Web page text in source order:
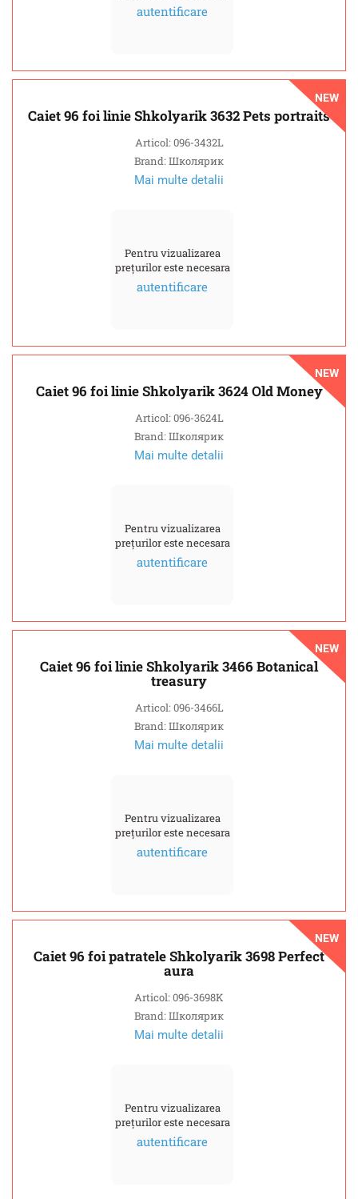
autentificare
NEW
Caiet 96 foi linie Shkolyarik 3632 Pets portraits
Articol: 096-3432L
Brand: Школярик
Mai multe detalii
Pentru vizualizarea
prețurilor este necesara
autentificare
NEW
Caiet 96 foi linie Shkolyarik 3624 Old Money
Articol: 096-3624L
Brand: Школярик
Mai multe detalii
Pentru vizualizarea
prețurilor este necesara
autentificare
NEW
Caiet 96 foi linie Shkolyarik 3466 Botanical
treasury
Articol: 096-3466L
Brand: Школярик
Mai multe detalii
Pentru vizualizarea
prețurilor este necesara
autentificare
NEW
Caiet 96 foi patratele Shkolyarik 3698 Perfect
aura
Articol: 096-3698K
Brand: Школярик
Mai multe detalii
Pentru vizualizarea
prețurilor este necesara
autentificare